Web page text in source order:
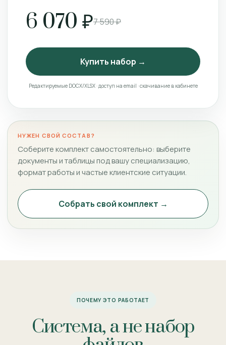
6 070 ₽7 590 ₽
Купить набор →
Редактируемые DOCX/XLSX · доступ на email · скачивание в кабинете
НУЖЕН СВОЙ СОСТАВ?
Соберите комплект самостоятельно: выберите
документы и таблицы под вашу специализацию,
формат работы и частые клиентские ситуации.
Собрать свой комплект →
ПОЧЕМУ ЭТО РАБОТАЕТ
Система, а не набор